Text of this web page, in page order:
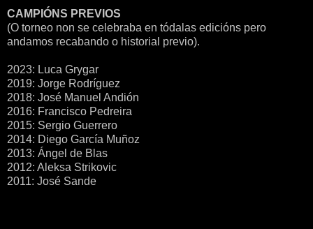
CAMPIÓNS PREVIOS
(O torneo non se celebraba en tódalas edicións pero
andamos recabando o historial previo).
2023: Luca Grygar
2019: Jorge Rodríguez
2018: José Manuel Andión
2016: Francisco Pedreira
2015: Sergio Guerrero
2014: Diego García Muñoz
2013: Ángel de Blas
2012: Aleksa Strikovic
2011: José Sande